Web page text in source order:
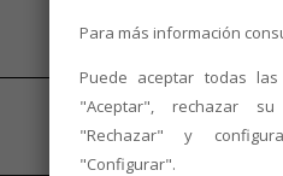
Para más información
Puede aceptar todas
"Aceptar", rechazar
"Rechazar" y
"Configurar".